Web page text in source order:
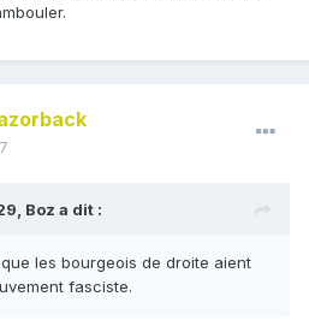
Boz a dit :
les bourgeois de droite aient
fasciste.